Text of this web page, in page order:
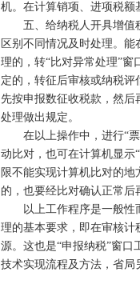
机。在计算销项、进项税额
五、给纳税人开具增值税
区别不同情况及时处理。
理的，转“比对异常处理”窗
定的，转征后审核或纳税
先按申报数征收税款，然
处理做出规定。
在以上操作中，进行“票
动比对，也可在计算机显示
限不能实现计算机比对的
的，也要经比对确认正常后
以上工作程序是一般性而
理的基本要求，即在审核计
源。这也是“申报纳税”窗
技术实现流程及方法，省局